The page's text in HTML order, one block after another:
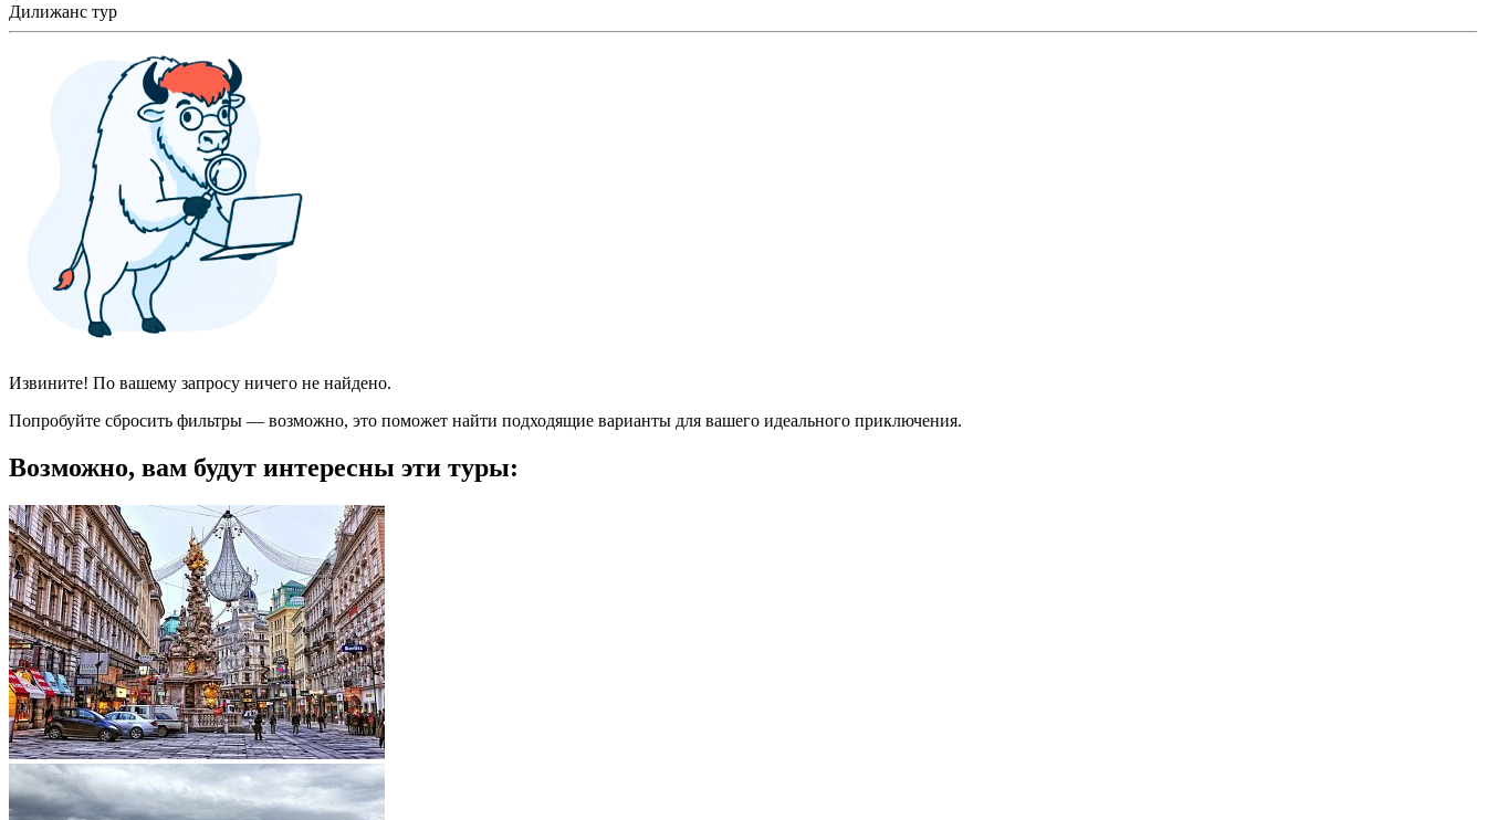
Дилижанс тур
Извините! По вашему запросу ничего не найдено.
Попробуйте сбросить фильтры — возможно, это поможет найти подходящие варианты для вашего идеального приключения.
Возможно, вам будут интересны эти туры: